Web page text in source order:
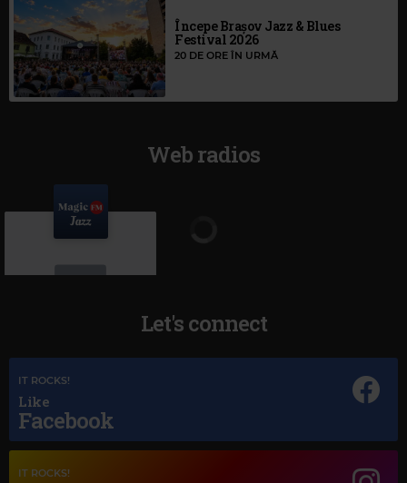
Începe Brașov Jazz & Blues
Festival 2026
20 DE ORE ÎN URMĂ
Web radios
Magic Jazz
NORAH JONES SUNRISE
Let's connect
IT ROCKS!
Like
Facebook
IT ROCKS!